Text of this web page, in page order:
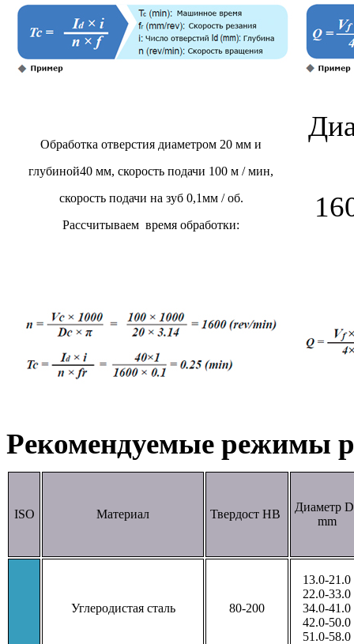
Обработка отверстия диаметром 20 мм и
глубиной40 мм, скорость подачи 100 м / мин,
скорость подачи на зуб 0,1мм / об.
Рассчитываем время обработки:
Рекомендуемые режимы
ISO Материал Твердост HB
Диаметр
mm
Углеродистая сталь 80-200
13.0-21.0
22.0-33.0
34.0-41.0
42.0-50.0
51.0-58.0